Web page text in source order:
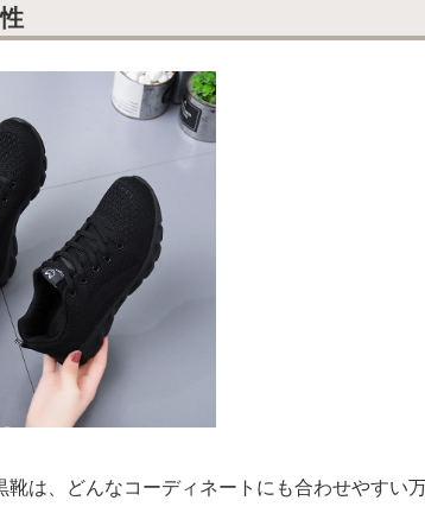
は、どんなコーディネートにも合わせやすい万